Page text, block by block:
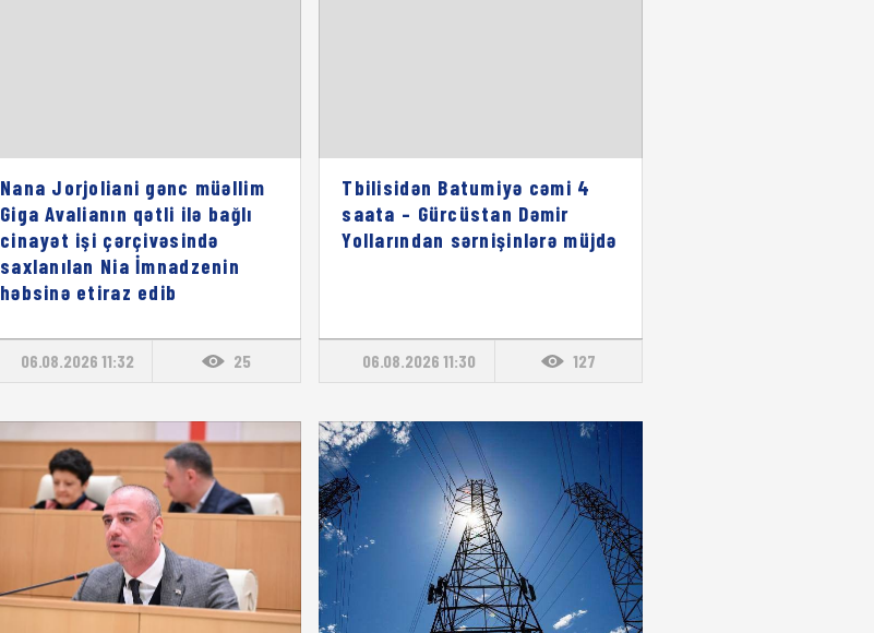
Nana Jorjoliani gənc müəllim
Giga Avalianın qətli ilə bağlı
cinayət işi çərçivəsində
saxlanılan Nia İmnadzenin
həbsinə etiraz edib
06.08.2026 11:32 25
Tbilisidən Batumiyə cəmi 4
saata – Gürcüstan Dəmir
Yollarından sərnişinlərə müjdə
06.08.2026 11:30 127